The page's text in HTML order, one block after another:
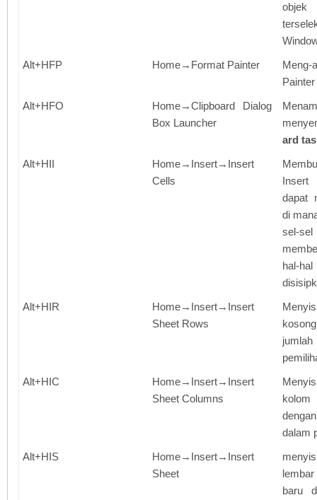
objek
Alt+HFP
Home→Format Painter
Painter
Alt+HFO
Home→Clipboard Dialog
Box Launcher
ard
Alt+HII
Home→Insert→Insert
Cells
dapat
di
sel-
hal-
Alt+HIR
Home→Insert→Insert
Sheet Rows
Alt+HIC
Home→Insert→Insert
Sheet Columns
dalam
Alt+HIS
Home→Insert→Insert
Sheet
baru